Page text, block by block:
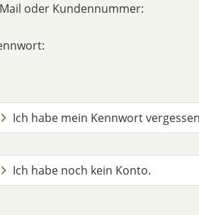
oder Kundennummer:
Ich habe mein Kennwort vergessen
Ich habe noch kein Konto.